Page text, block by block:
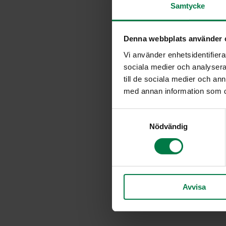
Samtycke
Denna webbplats använder
Vi använder
sociala medier och
till de sociala medier och
med annan information som
s
Nödvändig
Avvisa
700g bataattia
dl kaurahiutaleita
0.75dl fariinisokeria
0.5tl kanelia
0.25tl muskottipähkinää